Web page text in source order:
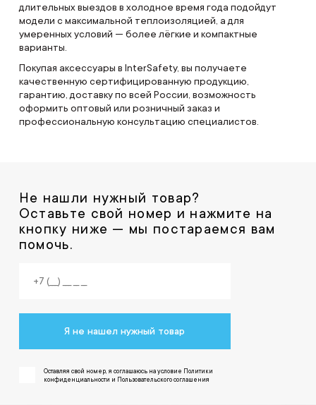
длительных выездов в холодное время года подойдут
модели с максимальной теплоизоляцией, а для
умеренных условий — более лёгкие и компактные
варианты.
Покупая аксессуары в InterSafety, вы получаете
качественную сертифицированную продукцию,
гарантию, доставку по всей России, возможность
оформить оптовый или розничный заказ и
профессиональную консультацию специалистов.
Не нашли нужный товар?
Оставьте свой номер и нажмите на
кнопку ниже — мы постараемся вам
помочь.
Я не нашел нужный товар
Оставляя свой номер, я соглашаюсь на условие Политики
конфиденциальности и Пользовательского соглашения